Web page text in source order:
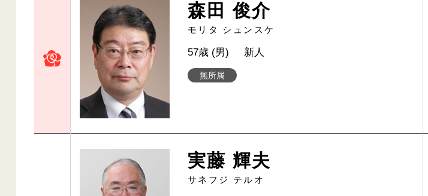
森田 俊介
モリタ シュンスケ
無所属
57歳 (男) 新人
実藤 輝夫
サネフジ テルオ